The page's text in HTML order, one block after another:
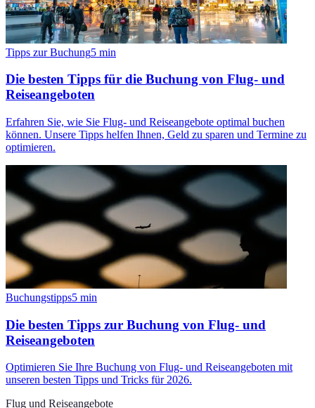
Tipps zur Buchung5 min
Die besten Tipps für die Buchung von Flug- und
Reiseangeboten
Erfahren Sie, wie Sie Flug- und Reiseangebote optimal buchen
können. Unsere Tipps helfen Ihnen, Geld zu sparen und Termine zu
optimieren.
Buchungstipps5 min
Die besten Tipps zur Buchung von Flug- und
Reiseangeboten
Optimieren Sie Ihre Buchung von Flug- und Reiseangeboten mit
unseren besten Tipps und Tricks für 2026.
Flug und Reiseangebote